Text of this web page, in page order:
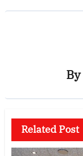
By
Related Post